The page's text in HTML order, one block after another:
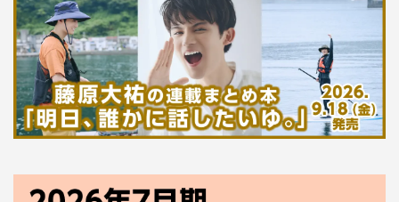
うれしのちゃん 嬉野ゆみ